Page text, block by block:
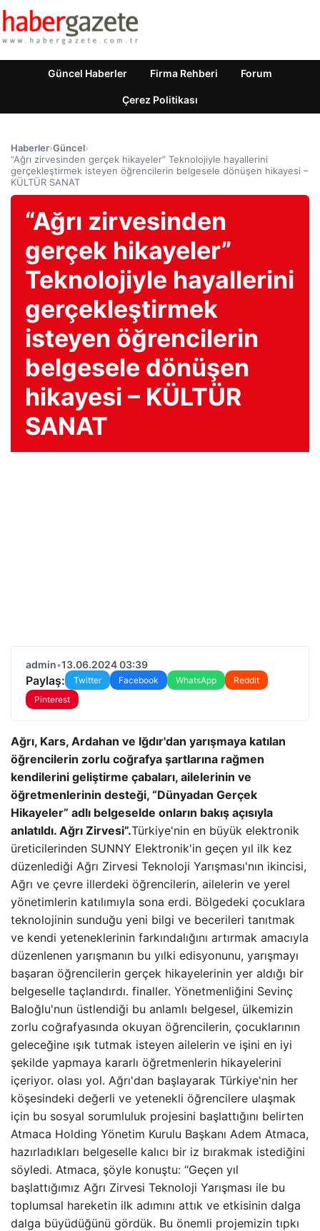
Güncel Haberler Firma Rehberi Forum
Çerez Politikası
Haberler›Güncel›
“Ağrı zirvesinden gerçek hikayeler” Teknolojiyle hayallerini
gerçekleştirmek isteyen öğrencilerin belgesele dönüşen hikayesi –
KÜLTÜR SANAT
“Ağrı zirvesinden
gerçek hikayeler”
Teknolojiyle hayallerini
gerçekleştirmek
isteyen öğrencilerin
belgesele dönüşen
hikayesi – KÜLTÜR
SANAT
admin•13.06.2024 03:39
Paylaş: Twitter Facebook WhatsApp
Reddit
Pinterest
Ağrı, Kars, Ardahan ve Iğdır'dan yarışmaya katılan
öğrencilerin zorlu coğrafya şartlarına rağmen
kendilerini geliştirme çabaları, ailelerinin ve
öğretmenlerinin desteği, “Dünyadan Gerçek
Hikayeler” adlı belgeselde onların bakış açısıyla
anlatıldı. Ağrı Zirvesi”.Türkiye'nin en büyük elektronik
üreticilerinden SUNNY Elektronik'in geçen yıl ilk kez
düzenlediği Ağrı Zirvesi Teknoloji Yarışması'nın ikincisi,
Ağrı ve çevre illerdeki öğrencilerin, ailelerin ve yerel
yönetimlerin katılımıyla sona erdi. Bölgedeki çocuklara
teknolojinin sunduğu yeni bilgi ve becerileri tanıtmak
ve kendi yeteneklerinin farkındalığını artırmak amacıyla
düzenlenen yarışmanın bu yılki edisyonunu, yarışmayı
başaran öğrencilerin gerçek hikayelerinin yer aldığı bir
belgeselle taçlandırdı. finaller. Yönetmenliğini Sevinç
Baloğlu'nun üstlendiği bu anlamlı belgesel, ülkemizin
zorlu coğrafyasında okuyan öğrencilerin, çocuklarının
geleceğine ışık tutmak isteyen ailelerin ve işini en iyi
şekilde yapmaya kararlı öğretmenlerin hikayelerini
içeriyor. olası yol. Ağrı'dan başlayarak Türkiye'nin her
köşesindeki değerli ve yetenekli öğrencilere ulaşmak
için bu sosyal sorumluluk projesini başlattığını belirten
Atmaca Holding Yönetim Kurulu Başkanı Adem Atmaca,
hazırladıkları belgeselle kalıcı bir iz bırakmak istediğini
söyledi. Atmaca, şöyle konuştu: “Geçen yıl
başlattığımız Ağrı Zirvesi Teknoloji Yarışması ile bu
toplumsal hareketin ilk adımını attık ve etkisinin dalga
dalga büyüdüğünü gördük. Bu önemli projemizin tıpkı